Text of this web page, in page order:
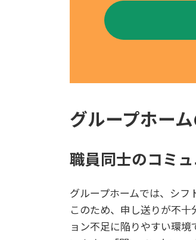
グループホー
職員同士のコミ
グループホームでは、シフ
このため、申し送りが不
ョン不足に陥りやすい環